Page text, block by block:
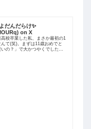
だんだらけ✨
on X
校卒業した私、まさか最初の1
て(笑)。まずは11歳おめでと
の？」で大かつやくでした